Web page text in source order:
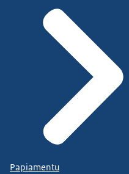
Papiamentu